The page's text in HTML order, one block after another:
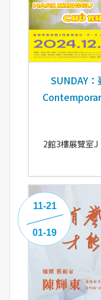
SUNDAY
2館3樓展覽室
11-21
01-19